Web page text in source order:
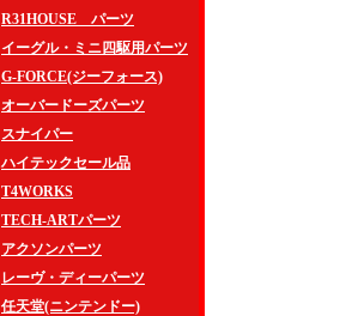
R31HOUSE パーツ
イーグル・ミニ四駆用パーツ
G-FORCE(ジーフォース)
オーバードーズパーツ
スナイパー
ハイテックセール品
T4WORKS
TECH-ARTパーツ
アクソンパーツ
レーヴ・ディーパーツ
任天堂(ニンテンドー)